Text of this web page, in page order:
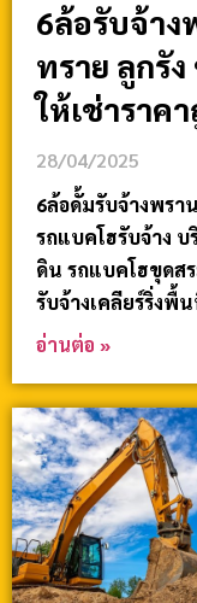
6ล้อรับจ้าง
ทราย ลูกรั
ให้เช่าราค
28/04/2025
6ล้อดั้มรับจ้างพรา
รถแบคโฮรับจ้าง บ
ดิน รถแบคโฮขุดส
รับจ้างเคลียร์ริ่งพื้
อ่านต่อ »